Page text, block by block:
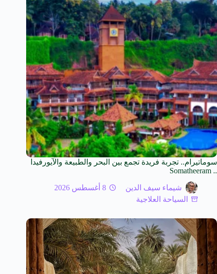
سوماتيرام.. تجربة فريدة تجمع بين البحر والطبيعة والآيورفيدا
.. Somatheeram
شيماء سيف الدين
8 أغسطس 2026
السياحة العلاجية